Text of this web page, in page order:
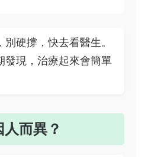
硬撐，快去看醫生。
發現，治療起來會簡單
而異？